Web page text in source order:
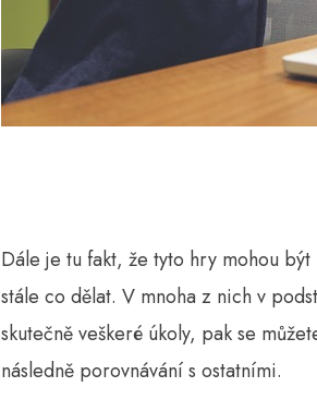
Dále je tu fakt, že tyto hry mohou
stále co dělat. V mnoha z nich v
skutečně veškeré úkoly, pak se
následně porovnávání s ostatními.